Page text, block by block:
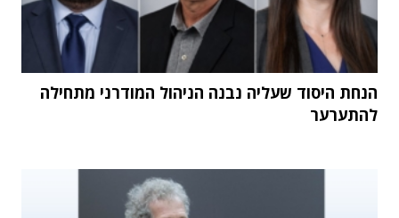
הנחת היסוד שעליה נבנה הניהול המודרני מתחילה
להתערער